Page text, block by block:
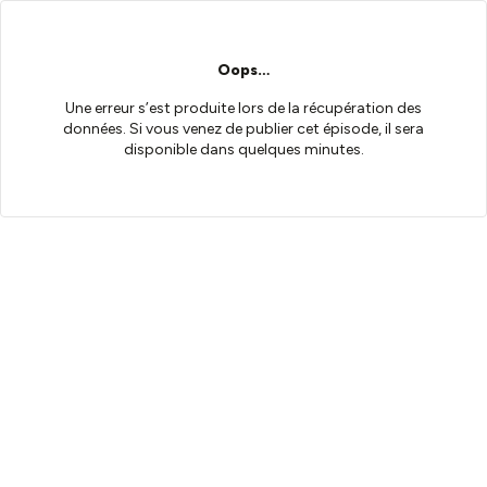
Oops…
Une erreur s’est produite lors de la récupération des
données. Si vous venez de publier cet épisode, il sera
disponible dans quelques minutes.